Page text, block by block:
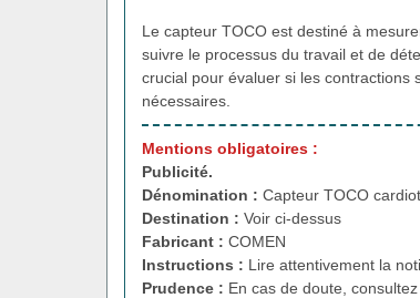
Le capteur TOCO est destiné à
suivre le processus du travail et de
crucial pour évaluer si les contractions
nécessaires.
Mentions obligatoires :
Publicité.
Dénomination : Capteur TOCO
Destination : Voir ci-dessus
Fabricant : COMEN
Instructions : Lire attentivement la
Prudence : En cas de doute,